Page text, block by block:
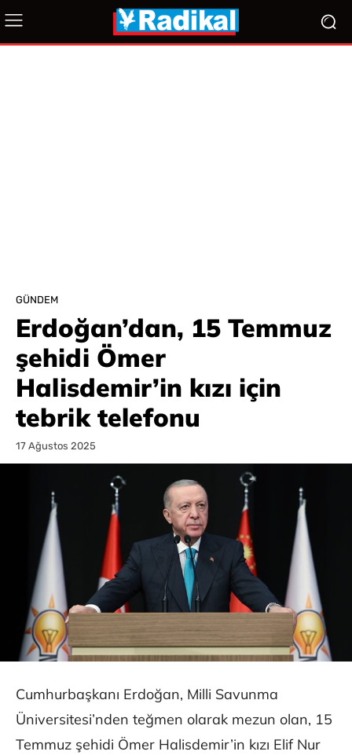
GÜNDEM
Erdoğan’dan, 15 Temmuz
şehidi Ömer
Halisdemir’in kızı için
tebrik telefonu
17 Ağustos 2025
Cumhurbaşkanı Erdoğan, Milli Savunma
Üniversitesi’nden teğmen olarak mezun olan, 15
Temmuz şehidi Ömer Halisdemir’in kızı Elif Nur